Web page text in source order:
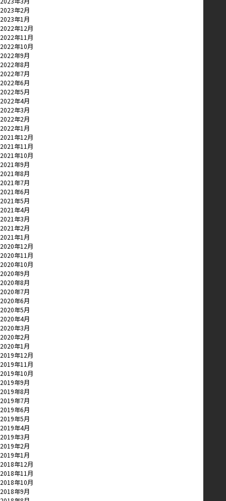
2023年2月
2023年1月
2022年12月
2022年11月
2022年10月
2022年9月
2022年8月
2022年7月
2022年6月
2022年5月
2022年4月
2022年3月
2022年2月
2022年1月
2021年12月
2021年11月
2021年10月
2021年9月
2021年8月
2021年7月
2021年6月
2021年5月
2021年4月
2021年3月
2021年2月
2021年1月
2020年12月
2020年11月
2020年10月
2020年9月
2020年8月
2020年7月
2020年6月
2020年5月
2020年4月
2020年3月
2020年2月
2020年1月
2019年12月
2019年11月
2019年10月
2019年9月
2019年8月
2019年7月
2019年6月
2019年5月
2019年4月
2019年3月
2019年2月
2019年1月
2018年12月
2018年11月
2018年10月
2018年9月